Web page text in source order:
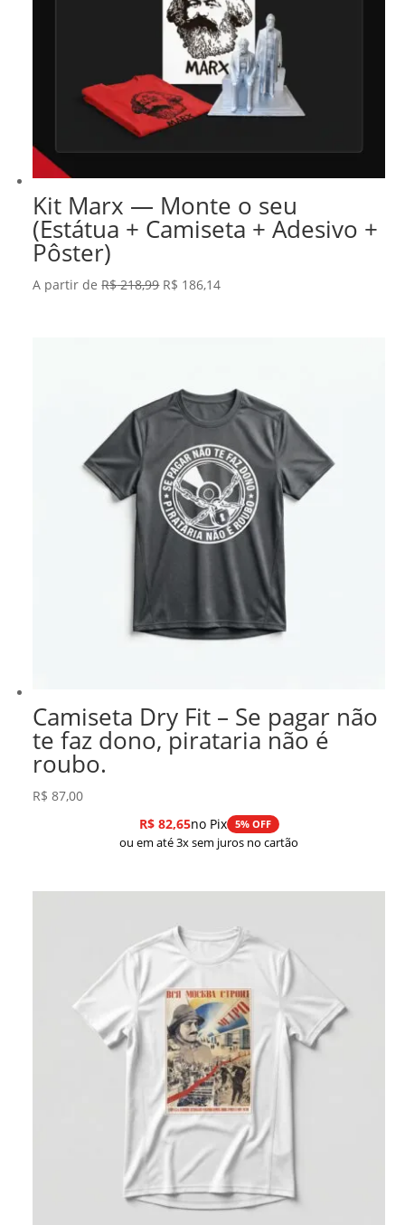
Kit Marx — Monte o seu
(Estátua + Camiseta + Adesivo +
Pôster)
A partir deR$218,99 O
R$ 186,14O
Camiseta Dry Fit – Se pagar não
te faz dono, pirataria não é
roubo.
R$ 87,00
R$82,65no Pix 5% OFF
ou em até 3x sem juros no cartão